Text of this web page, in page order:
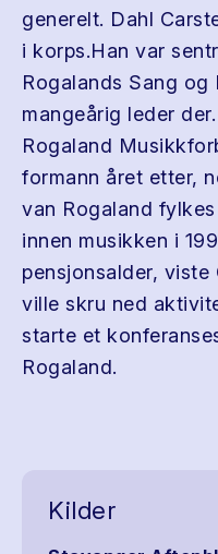
generelt. Dahl
i korps.Han var
Rogalands Sang og
mangeårig leder
Rogaland
formann året etter,
van Rogaland
innen musikken i
pensjonsalder, viste
ville skru ned
starte et
Rogaland.
Kilder